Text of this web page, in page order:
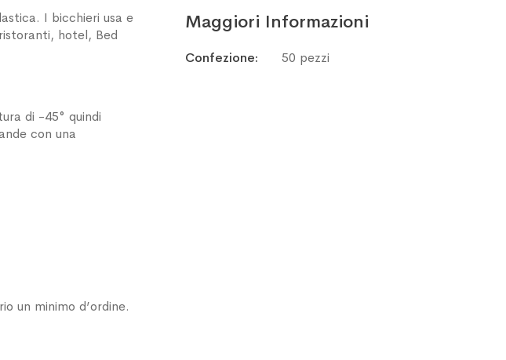
I bicchieri usa e
hotel, Bed
di -45° quindi
con una
un minimo d’ordine.
Maggiori Informazioni
Informazioni
Confezione 50 pezzi